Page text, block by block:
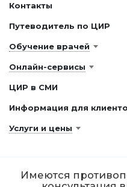
Контакты
Путеводитель по ЦИР
Обучение врачей
Онлайн-сервисы
ЦИР в СМИ
Информация для
Услуги и цены
Имеются